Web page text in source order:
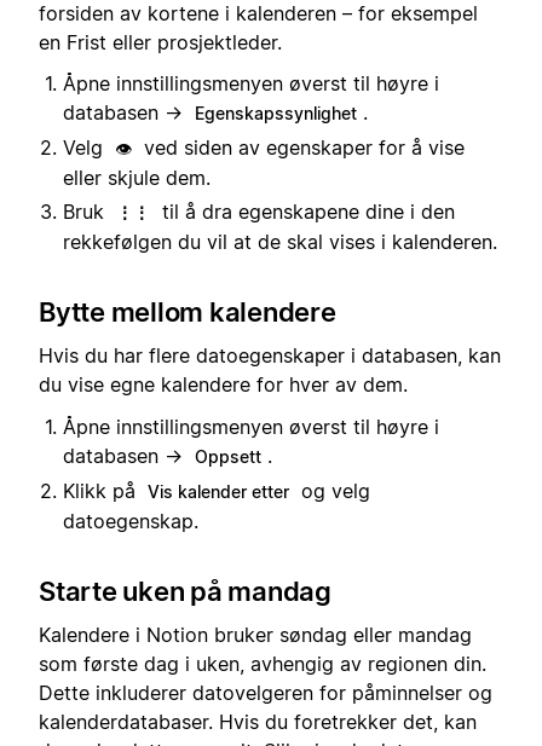
forsiden av kortene i kalenderen – for eksempel
en Frist eller prosjektleder.
Åpne innstillingsmenyen øverst til høyre i
databasen →
Egenskapssynlighet .
Velg
👁️ ved siden av egenskaper for å vise
eller skjule dem.
Bruk
⋮⋮
til å dra egenskapene dine i den
rekkefølgen du vil at de skal vises i kalenderen.
Bytte mellom kalendere
Hvis du har flere datoegenskaper i databasen, kan
du vise egne kalendere for hver av dem.
Åpne innstillingsmenyen øverst til høyre i
databasen →
Oppsett .
Klikk på
Vis kalender etter og velg
datoegenskap.
Starte uken på mandag
Kalendere i Notion bruker søndag eller mandag
som første dag i uken, avhengig av regionen din.
Dette inkluderer datovelgeren for påminnelser og
kalenderdatabaser. Hvis du foretrekker det, kan